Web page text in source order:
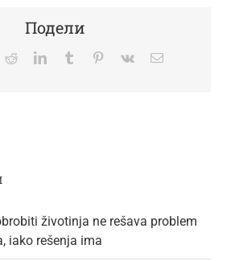
Подели
RedditLinkedInTumblr Pinterest
Vk Email
životinja ne rešava problem
iako rešenja ima